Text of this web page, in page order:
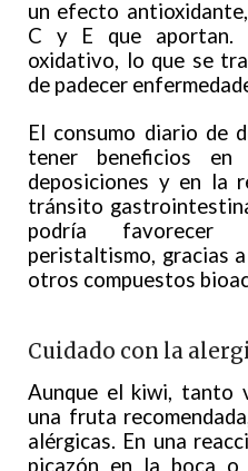
un efecto
C y E que aportan.
oxidativo, lo que se
de padecer
El consumo diario de
tener beneficios
deposiciones y en la
tránsito
podría favorecer
peristaltismo, gracias
otros compuestos
Cuidado con la
Aunque el kiwi, tanto
una fruta
alérgicas. En una
picazón en la boca o